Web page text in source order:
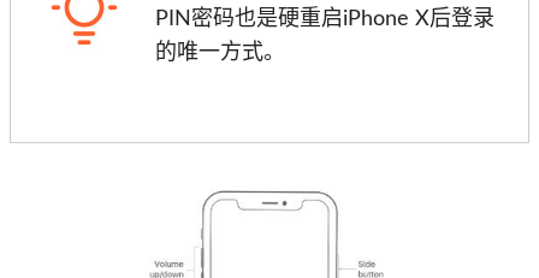
PIN密码也是硬重启iPhone X后登录
的唯一方式。